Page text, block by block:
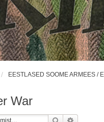
EESTLASED SOOME ARMEES /
War
Otsi